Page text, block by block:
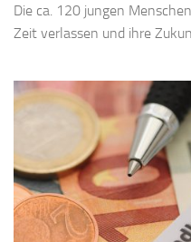
Die ca. 120 jungen
Zeit verlassen und ihre